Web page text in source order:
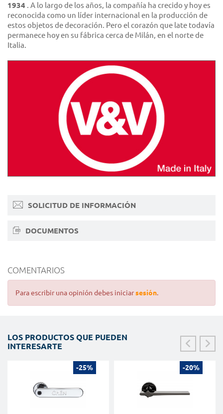
1934 . A lo largo de los años, la compañía ha crecido y hoy es
reconocida como un líder internacional en la producción de
estos objetos de decoración. Pero el corazón que late todavía
permanece hoy en su fábrica cerca de Milán, en el norte de
Italia.
SOLICITUD DE INFORMACIÓN
DOCUMENTOS
COMENTARIOS
Para escribir una opinión debes iniciarsesión.
LOS PRODUCTOS QUE PUEDEN
INTERESARTE
-25% -20%